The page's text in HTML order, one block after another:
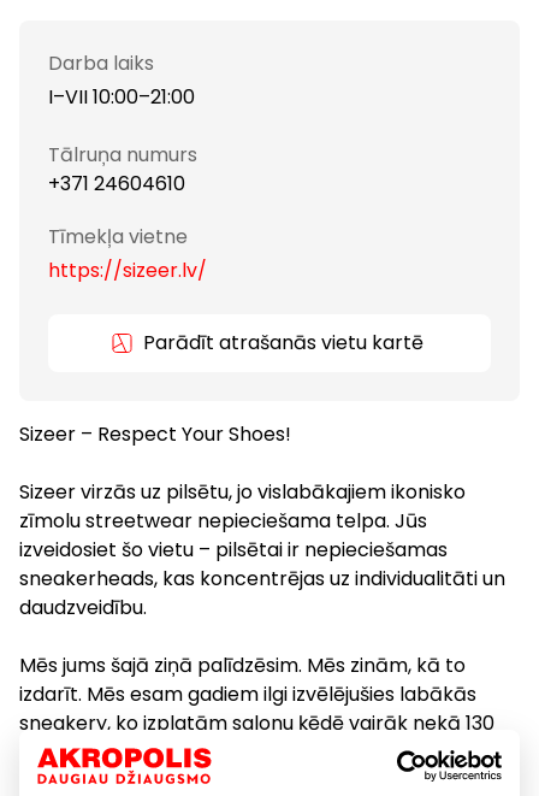
Darba laiks
I–VII 10:00–21:00
Tālruņa numurs
+371 24604610
Tīmekļa vietne
https://sizeer.lv/
Parādīt atrašanās vietu kartē
Sizeer – Respect Your Shoes!
Sizeer virzās uz pilsētu, jo vislabākajiem ikonisko
zīmolu streetwear nepieciešama telpa. Jūs
izveidosiet šo vietu – pilsētai ir nepieciešamas
sneakerheads, kas koncentrējas uz individualitāti un
daudzveidību.
Mēs jums šajā ziņā palīdzēsim. Mēs zinām, kā to
izdarīt. Mēs esam gadiem ilgi izvēlējušies labākās
sneakery, ko izplatām salonu ķēdē vairāk nekā 130
vietās Eiropā. Mēs izvēlamies tikai oriģinālus
produktus. Sadarbojoties ar tādiem zīmoliem kā